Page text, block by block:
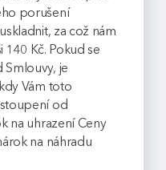
porušení
za což nám
140 Kč. Pokud se
je
Vám toto
od
na uhrazení Ceny
na náhradu